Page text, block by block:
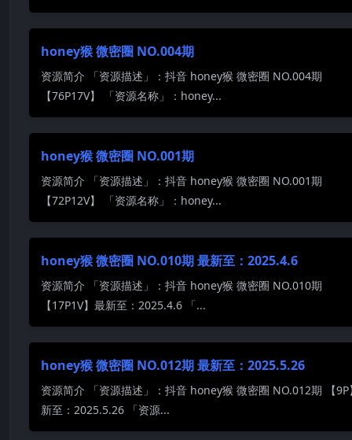
honey猴 微密圈 NO.004期
资源简介 「资源描述」：抖音 honey猴 微密圈 NO.004期
【76P17V】 「资源名称」：honey...
honey猴 微密圈 NO.001期
资源简介 「资源描述」：抖音 honey猴 微密圈 NO.001期
【72P12V】 「资源名称」：honey...
honey猴 微密圈 NO.010期 最新至：2025.4.6
资源简介 「资源描述」：抖音 honey猴 微密圈 NO.010期
【17P1V】最新至：2025.4.6 「...
honey猴 微密圈 NO.012期 最新至：2025.5.26
资源简介 「资源描述」：抖音 honey猴 微密圈 NO.012期 【9P
新至：2025.5.26 「资源...